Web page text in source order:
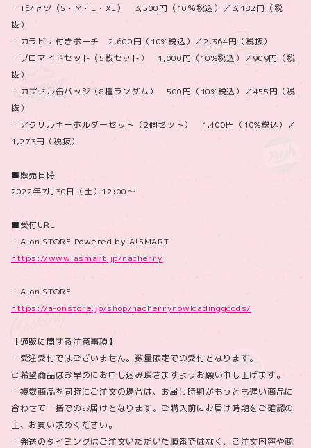
・Tシャツ（S・M・L・XL） 3,500円（10％税込）／3,182円（税
抜）
・カラビナ付きポーチ 2,600円（10%税込）／2,364円（税抜）
・ブロマイドセット（5枚セット） 1,000円（10%税込）／909円（税
抜）
・カプセル缶バッジ（8種ランダム） 500円（10%税込）／455円（税
抜）
・アクリルキーホルダーセット（2個セット） 1.400円（10%税込）／
1,273円（税抜）
■販売日時
2022年7月30日（土）12:00～
■受付URL
・A-on STORE Powered by A!SMART
https://www.asmart.jp/nacherry
・A-on STORE
https://a-onstore.jp/shop/nacherrynowloadinggoods/
【通販に関する注意事項】
・受注受付ではございません。数量限定での受付となります。
ご希望商品はお早めにお申し込み頂きますようお願い申し上げます。
・複数商品を同時にご注文の場合は、お届け時期がもっとも遅い商品に
合わせて一括でのお届けとなります。ご購入前にお届け時期をご確認の
上、お買い求めください。
・発送のタイミングはご注文いただいた順番ではなく、ご注文内容や商